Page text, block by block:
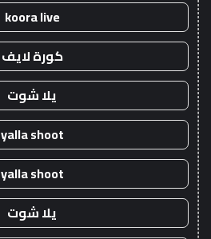
koora live
كورة لايف
يلا شوت
yalla shoot
yalla shoot
يلا شوت